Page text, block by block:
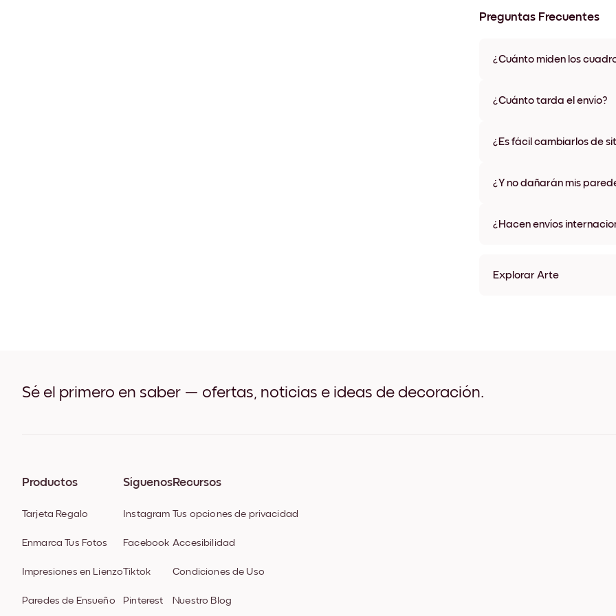
Preguntas Frecuentes
¿Cuánto miden los
materiales y colores de
¿Cuánto tarda el envío?
algunos países. Te
¿Es fácil cambiarlos de
¿Y no dañarán mis
¿Hacen envíos
Explorar Arte
Sé el primero en saber — ofertas, noticias e ideas de decoración.
Productos
Tarjeta Regalo
Enmarca Tus Fotos
Impresiones en Lienzo
Paredes de Ensueño
Síguenos
Instagram
Facebook
Tiktok
Pinterest
Recursos
Tus opciones de privacidad
Accesibilidad
Condiciones de Uso
Nuestro Blog